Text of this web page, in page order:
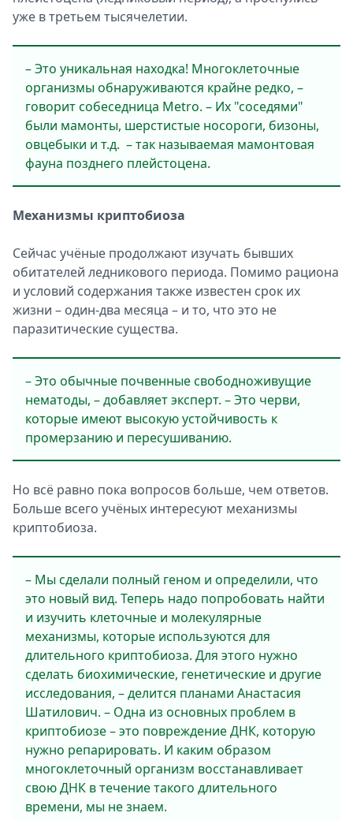
уже в третьем тысячелетии.
– Это уникальная находка! Многоклеточные
организмы обнаруживаются крайне редко, –
говорит собеседница Metro. – Их "соседями"
были мамонты, шерстистые носороги, бизоны,
овцебыки и т.д. – так называемая мамонтовая
фауна позднего плейстоцена.
Механизмы криптобиоза
Сейчас учёные продолжают изучать бывших
обитателей ледникового периода. Помимо рациона
и условий содержания также известен срок их
жизни – один-два месяца – и то, что это не
паразитические существа.
– Это обычные почвенные свободноживущие
нематоды, – добавляет эксперт. – Это черви,
которые имеют высокую устойчивость к
промерзанию и пересушиванию.
Но всё равно пока вопросов больше, чем ответов.
Больше всего учёных интересуют механизмы
криптобиоза.
– Мы сделали полный геном и определили, что
это новый вид. Теперь надо попробовать найти
и изучить клеточные и молекулярные
механизмы, которые используются для
длительного криптобиоза. Для этого нужно
сделать биохимические, генетические и другие
исследования, – делится планами Анастасия
Шатилович. – Одна из основных проблем в
криптобиозе – это повреждение ДНК, которую
нужно репарировать. И каким образом
многоклеточный организм восстанавливает
свою ДНК в течение такого длительного
времени, мы не знаем.